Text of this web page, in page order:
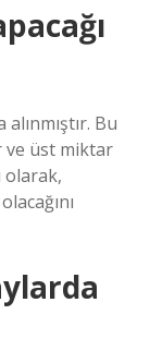
Bu
ve üst miktar
olarak,